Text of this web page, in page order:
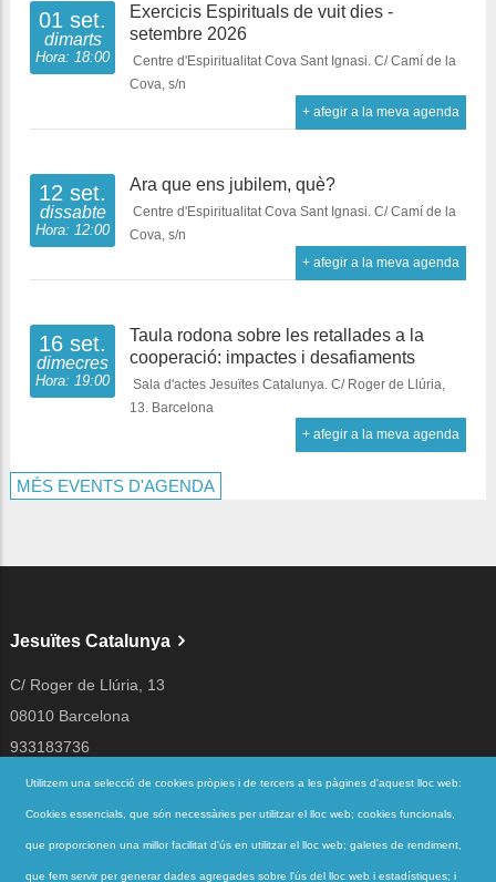
01 set.
dimarts
Hora: 18:00
Exercicis Espirituals de vuit dies -
setembre 2026
Centre d'Espiritualitat Cova Sant Ignasi. C/ Camí de la
Cova, s/n
+ afegir a la meva agenda
12 set.
dissabte
Hora: 12:00
Ara que ens jubilem, què?
Centre d'Espiritualitat Cova Sant Ignasi. C/ Camí de la
Cova, s/n
+ afegir a la meva agenda
16 set.
dimecres
Hora: 19:00
Taula rodona sobre les retallades a la
cooperació: impactes i desafiaments
Sala d'actes Jesuïtes Catalunya. C/ Roger de Llúria,
13. Barcelona
+ afegir a la meva agenda
MÉS EVENTS D'AGENDA
Jesuïtes Catalunya
C/ Roger de Llúria, 13
08010 Barcelona
933183736
jesuites@jesuites.net
Segueix-nos a
Utilitzem una selecció de cookies pròpies i de tercers a les pàgines d'aquest lloc web:
Cookies essencials, que són necessàries per utilitzar el lloc web; cookies funcionals,
que proporcionen una millor facilitat d'ús en utilitzar el lloc web; galetes de rendiment,
que fem servir per generar dades agregades sobre l'ús del lloc web i estadístiques; i